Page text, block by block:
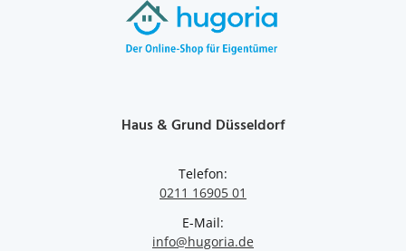
Haus & Grund Düsseldorf
Telefon:
0211 16905 01
E-Mail:
info@hugoria.de